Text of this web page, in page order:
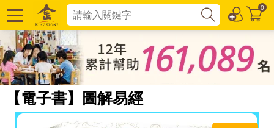
0
【電子書】圖解易經